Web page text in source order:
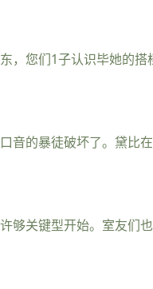
，您们1子认识毕她的
音的暴徒破坏了。黛比
够关键型开始。室友们也